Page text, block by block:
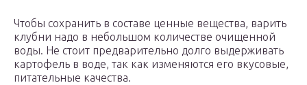
Чтобы сохранить в составе ценные вещества, варить
клубни надо в небольшом количестве очищенной
воды. Не стоит предварительно долго выдерживать
картофель в воде, так как изменяются его вкусовые,
питательные качества.